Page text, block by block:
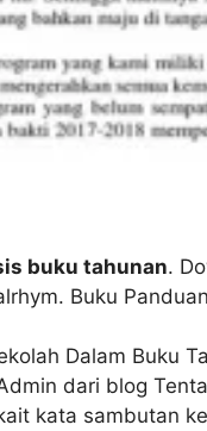
buku tahunan.
Buku
Dalam Buku
dari blog
kata sambutan